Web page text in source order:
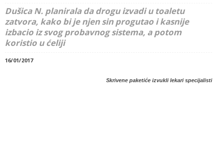
Dušica N. planirala da drogu izvadi u toaletu
zatvora, kako bi je njen sin progutao i kasnije
izbacio iz svog probavnog sistema, a potom
koristio u ćeliji
16/01/2017
Skrivene paketiće izvukli lekari specijalisti